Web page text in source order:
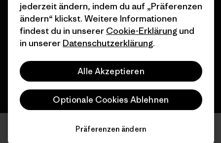
© 2026 Patagonia, Inc. All Rights Reserved.
Deutsch
jederzeit ändern, indem du auf „Präferenzen
ändern“ klickst. Weitere Informationen
findest du in unserer Cookie-Erklärung und
in unserer Datenschutzerklärung.
Alle Akzeptieren
Optionale Cookies Ablehnen
Präferenzen ändern